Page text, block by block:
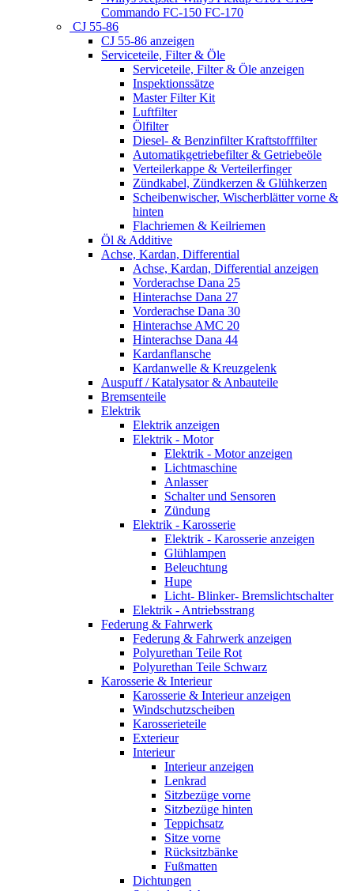
Commando FC-150 FC-170
CJ 55-86
CJ 55-86 anzeigen
Serviceteile, Filter & Öle
Serviceteile, Filter & Öle anzeigen
Inspektionssätze
Master Filter Kit
Luftfilter
Ölfilter
Diesel- & Benzinfilter Kraftstofffilter
Automatikgetriebefilter & Getriebeöle
Verteilerkappe & Verteilerfinger
Zündkabel, Zündkerzen & Glühkerzen
Scheibenwischer, Wischerblätter vorne &
hinten
Flachriemen & Keilriemen
Öl & Additive
Achse, Kardan, Differential
Achse, Kardan, Differential anzeigen
Vorderachse Dana 25
Hinterachse Dana 27
Vorderachse Dana 30
Hinterachse AMC 20
Hinterachse Dana 44
Kardanflansche
Kardanwelle & Kreuzgelenk
Auspuff / Katalysator & Anbauteile
Bremsenteile
Elektrik
Elektrik anzeigen
Elektrik - Motor
Elektrik - Motor anzeigen
Lichtmaschine
Anlasser
Schalter und Sensoren
Zündung
Elektrik - Karosserie
Elektrik - Karosserie anzeigen
Glühlampen
Beleuchtung
Hupe
Licht- Blinker- Bremslichtschalter
Elektrik - Antriebsstrang
Federung & Fahrwerk
Federung & Fahrwerk anzeigen
Polyurethan Teile Rot
Polyurethan Teile Schwarz
Karosserie & Interieur
Karosserie & Interieur anzeigen
Windschutzscheiben
Karosserieteile
Exterieur
Interieur
Interieur anzeigen
Lenkrad
Sitzbezüge vorne
Sitzbezüge hinten
Teppichsatz
Sitze vorne
Rücksitzbänke
Fußmatten
Dichtungen